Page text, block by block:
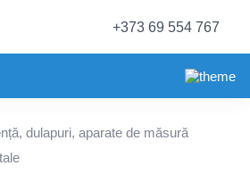
+373 69 554 767
dulapuri, aparate de măsură